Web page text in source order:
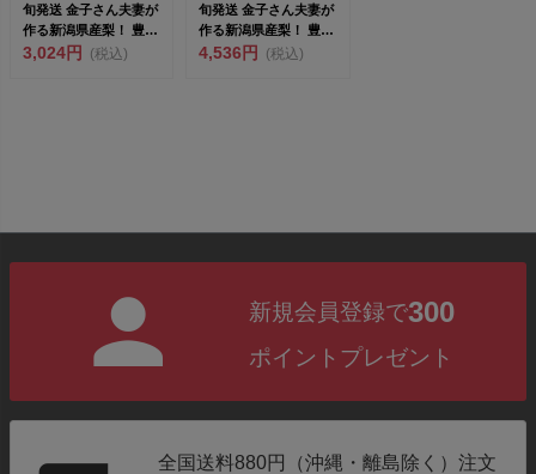
旬発送 金子さん夫妻が
作る新潟県産梨！ 豊水
梨 3kg（7～9玉...
3,024円 (税込)
旬発送 金子さん夫妻が
作る新潟県産梨！ 豊水
梨 5kg（10～1...
4,536円 (税込)
新規会員登録で300
ポイントプレゼント
全国送料880円（沖縄・離島除く）注文